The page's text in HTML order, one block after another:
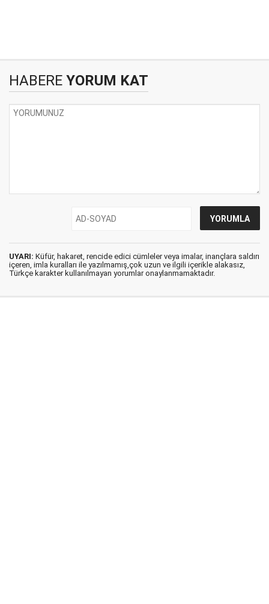
HABERE YORUM KAT
UYARI: Küfür, hakaret, rencide edici cümleler veya imalar, inançlara saldırı
içeren, imla kuralları ile yazılmamış,çok uzun ve ilgili içerikle alakasız,
Türkçe karakter kullanılmayan yorumlar onaylanmamaktadır.